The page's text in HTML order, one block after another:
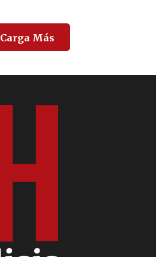
Carga Más